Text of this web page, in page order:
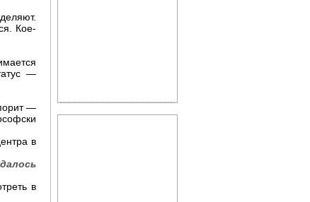
Кое-
—
—
в
в